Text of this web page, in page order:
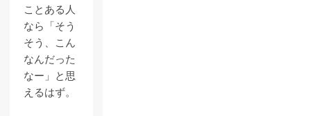
ことある人
なら「そう
そう、こん
なんだった
なー」と思
えるはず。